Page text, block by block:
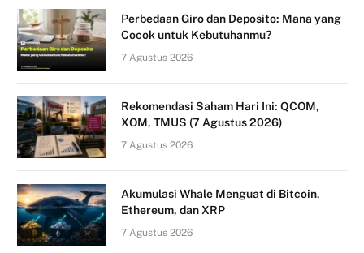
Perbedaan Giro dan Deposito: Mana yang
Cocok untuk Kebutuhanmu?
7 Agustus 2026
Rekomendasi Saham Hari Ini: QCOM,
XOM, TMUS (7 Agustus 2026)
7 Agustus 2026
Akumulasi Whale Menguat di Bitcoin,
Ethereum, dan XRP
7 Agustus 2026